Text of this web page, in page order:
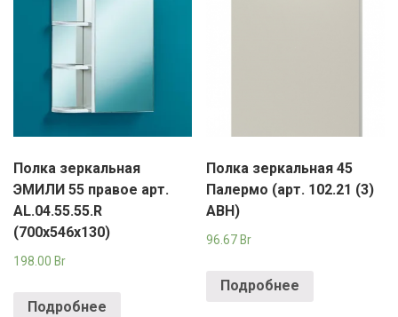
Полка зеркальная
ЭМИЛИ 55 правое арт.
AL.04.55.55.R
(700х546х130)
198.00 Br
Подробнее
Полка зеркальная 45
Палермо (арт. 102.21 (3)
АВН)
96.67 Br
Подробнее